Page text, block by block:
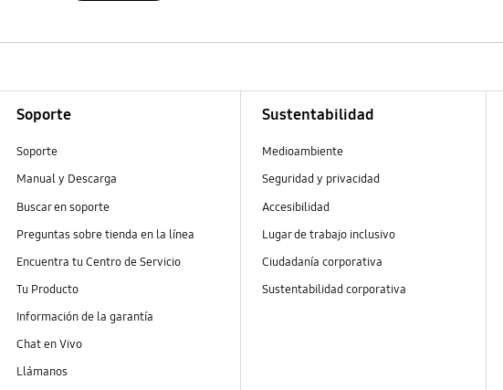
Soporte
Soporte
Manual y Descarga
Buscar en soporte
Preguntas sobre tienda en la línea
Encuentra tu Centro de Servicio
Tu Producto
Información de la garantía
Chat en Vivo
Llámanos
Sustentabilidad
Medioambiente
Seguridad y privacidad
Accesibilidad
Lugar de trabajo inclusivo
Ciudadanía corporativa
Sustentabilidad corporativa